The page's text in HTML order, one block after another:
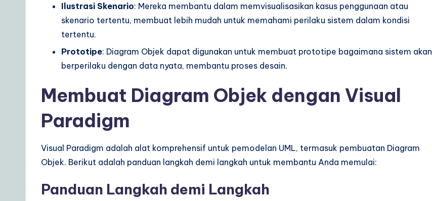
ft
w
Ilustrasi Skenario: Mereka membantu dalam memvisualisasikan kasus penggunaan atau
skenario tertentu, membuat lebih mudah untuk memahami perilaku sistem dalam kondisi
tertentu.
Prototipe: Diagram Objek dapat digunakan untuk membuat prototipe bagaimana sistem akan
berperilaku dengan data nyata, membantu proses desain.
Membuat Diagram Objek dengan Visual
Paradigm
Visual Paradigm adalah alat komprehensif untuk pemodelan UML, termasuk pembuatan Diagram
Objek. Berikut adalah panduan langkah demi langkah untuk membantu Anda memulai:
Panduan Langkah demi Langkah